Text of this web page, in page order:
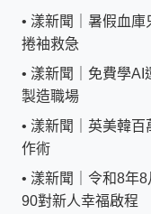
• 漾新聞｜暑假血
捲袖救急
• 漾新聞｜免費學
製造職場
• 漾新聞｜英美韓
作術
• 漾新聞｜令和8年
90對新人幸福啟程